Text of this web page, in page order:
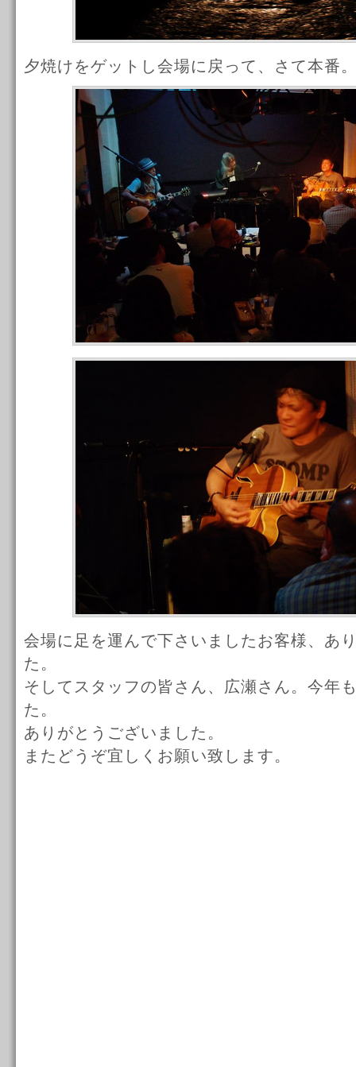
夕焼けをゲットし会場に戻って、さて本番
会場に足を運んで下さいましたお客様、あ
た。
そしてスタッフの皆さん、広瀬さん。今年
た。
ありがとうございました。
またどうぞ宜しくお願い致します。